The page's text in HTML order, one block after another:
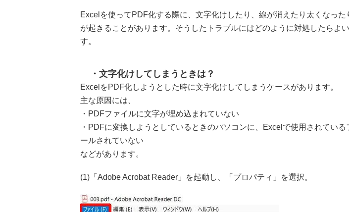
Excelを使ってPDF化する際に、文字化けしたり、線が消えたり太くなった
が起きることがあります。そうしたトラブルにはどのように対処したらよ
す。
文字化けしてしまうときは？
ExcelをPDF化しようとした時に文字化けしてしまうケースがあります。
主な原因には、
・PDFファイルに文字が埋め込まれていない
・PDFに変換しようとしているときのパソコンに、Excelで使用されている
ールされていない
などがあります。
(1)「Adobe Acrobat Reader」を起動し、「プロパティ」を選択。